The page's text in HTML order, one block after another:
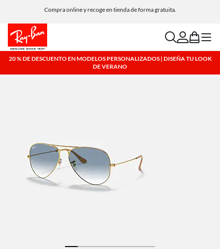
Compra online y recoge en tienda de forma gratuita.
searchaccount
bag menu
20 % DE DESCUENTO EN MODELOS PERSONALIZADOS | DISEÑA TU LOOK
DE VERANO